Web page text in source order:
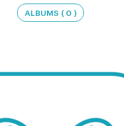
ALBUMS ( 0 )